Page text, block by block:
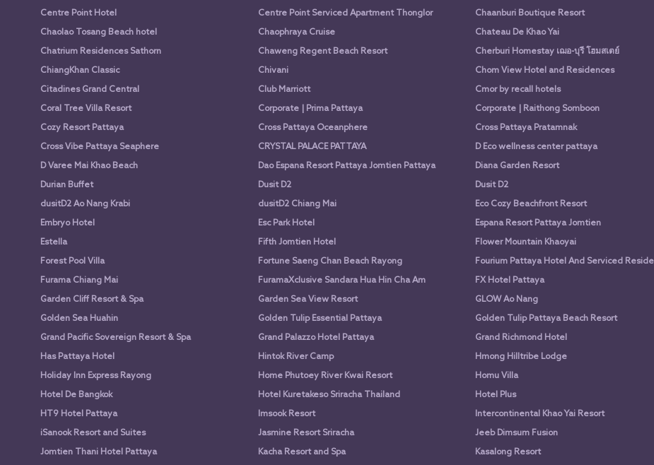
Centre Point Hotel
Centre Point Serviced Apartment Thonglor Chaanburi Boutique Resort
Chaolao Tosang Beach hotel
Chaophraya Cruise Chateau De Khao Yai
Chatrium Residences Sathorn
Chaweng Regent Beach Resort Cherburi Homestay เฌอ-บุรี โฮมสเตย์
ChiangKhan Classic
Chivani Chom View Hotel and Residences
Citadines Grand Central
Club Marriott Cmor by recall hotels
Coral Tree Villa Resort
Corporate | Prima Pattaya Corporate | Raithong Somboon
Cozy Resort Pattaya
Cross Pattaya Oceanphere Cross Pattaya Pratamnak
Cross Vibe Pattaya Seaphere
CRYSTAL PALACE PATTAYA D Eco wellness center pattaya
D Varee Mai Khao Beach
Dao Espana Resort Pattaya Jomtien Pattaya Diana Garden Resort
Durian Buffet
Dusit D2 Dusit D2
dusitD2 Ao Nang Krabi
dusitD2 Chiang Mai Eco Cozy Beachfront Resort
Embryo Hotel
Esc Park Hotel Espana Resort Pattaya Jomtien
Estella
Fifth Jomtien Hotel Flower Mountain Khaoyai
Forest Pool Villa
Fortune Saeng Chan Beach Rayong Fourium Pattaya Hotel And Serviced
Furama Chiang Mai
FuramaXclusive Sandara Hua Hin Cha Am FX Hotel Pattaya
Garden Cliff Resort & Spa
Garden Sea View Resort GLOW Ao Nang
Golden Sea Huahin
Golden Tulip Essential Pattaya Golden Tulip Pattaya Beach Resort
Grand Pacific Sovereign Resort & Spa
Grand Palazzo Hotel Pattaya Grand Richmond Hotel
Has Pattaya Hotel
Hintok River Camp Hmong Hilltribe Lodge
Holiday Inn Express Rayong
Home Phutoey River Kwai Resort Homu Villa
Hotel De Bangkok
Hotel Kuretakeso Sriracha Thailand Hotel Plus
HT9 Hotel Pattaya
Imsook Resort Intercontinental Khao Yai Resort
iSanook Resort and Suites
Jasmine Resort Sriracha Jeeb Dimsum Fusion
Jomtien Thani Hotel Pattaya
Kacha Resort and Spa Kasalong Resort